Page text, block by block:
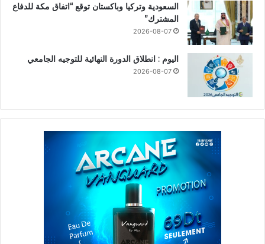
السعودية وتركيا وباكستان توقع “اتفاق مكة للدفاع
المشترك”
2026-08-07
اليوم : انطلاق الدورة النهائية للتوجيه الجامعي
2026-08-07